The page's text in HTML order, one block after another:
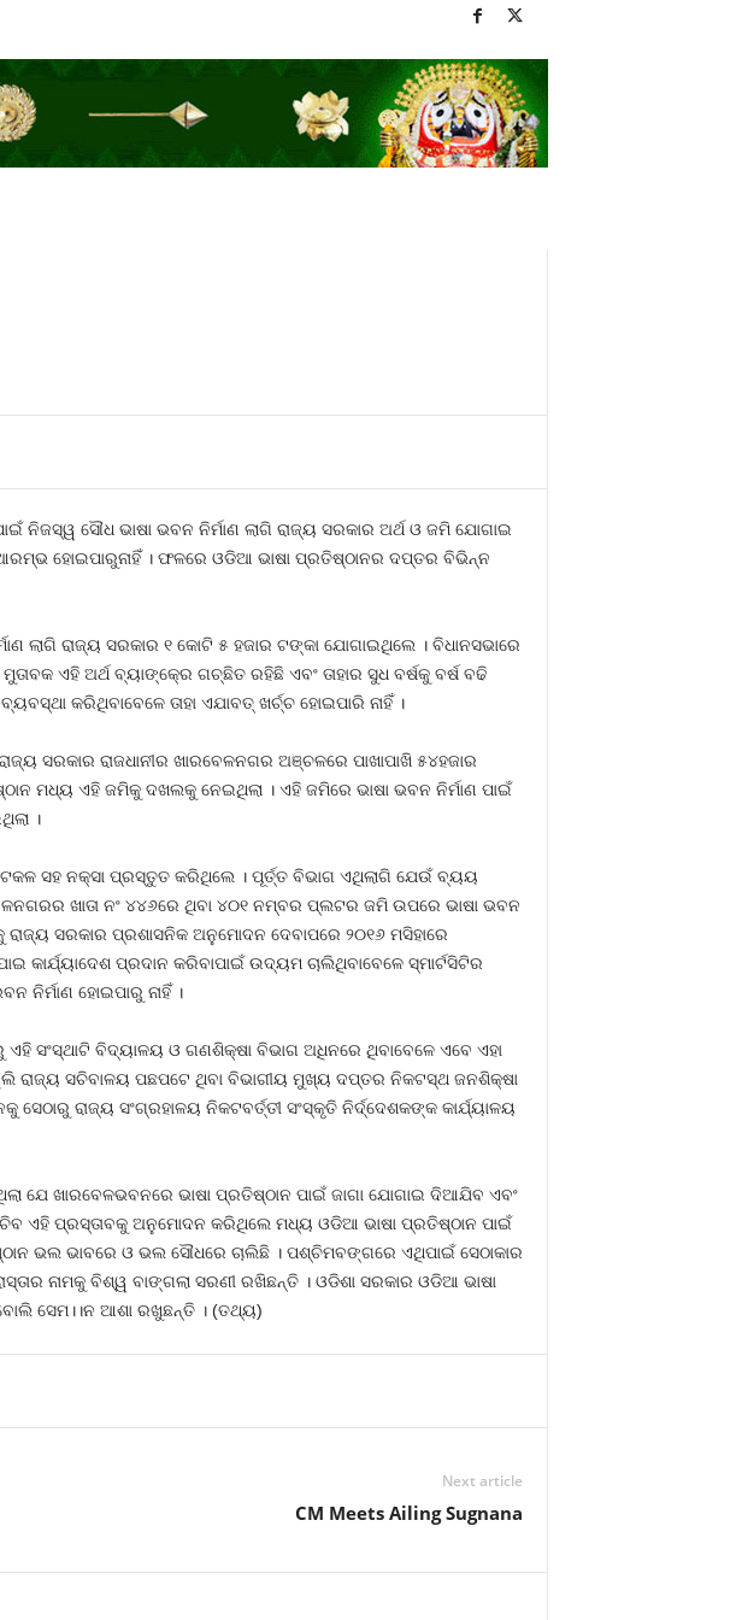
ନିଜସ୍ୱ ସୌଧ ଭାଷା ଭବନ ନିର୍ମାଣ ଲାଗି ରାଜ୍ୟ ସରକାର ଅର୍ଥ ଓ ଜମି ଯୋଗାଇ
ହୋଇପାରୁନାହିଁ । ଫଳରେ ଓଡିଆ ଭାଷା ପ୍ରତିଷ୍ଠାନର ଦପ୍ତର ବିଭିନ୍ନ
ଲାଗି ରାଜ୍ୟ ସରକାର ୧ କୋଟି ୫ ହଜାର ଟଙ୍କା ଯୋଗାଇଥିଲେ । ବିଧାନସଭାରେ
ଏହି ଅର୍ଥ ବ୍ୟାଙ୍କ୍‍ରେ ଗଚ୍ଛିତ ରହିଛି ଏବଂ ତାହାର ସୁଧ ବର୍ଷକୁ ବର୍ଷ ବଢି
କରିଥିବାବେଳେ ତାହା ଏଯାବତ୍‍ ଖର୍ଚ୍ଚ ହୋଇପାରି ନାହିଁ ।
ସରକାର ରାଜଧାନୀର ଖାରବେଳନଗର ଅଞ୍ଚଳରେ ପାଖାପାଖି ୫୪ହଜାର
ମଧ୍ୟ ଏହି ଜମିକୁ ଦଖଲକୁ ନେଇଥିଲା । ଏହି ଜମିରେ ଭାଷା ଭବନ ନିର୍ମାଣ ପାଇଁ
।
ସହ ନକ୍ସା ପ୍ରସ୍ତୁତ କରିଥିଲେ । ପୂର୍ତ୍ତ ବିଭାଗ ଏଥିଲାଗି ଯେଉଁ ବ୍ୟୟ
ଖାତା ନଂ ୪୪୬ରେ ଥିବା ୪୦୧ ନମ୍ବର ପ୍ଲଟର ଜମି ଉପରେ ଭାଷା ଭବନ
ରାଜ୍ୟ ସରକାର ପ୍ରଶାସନିକ ଅନୁମୋଦନ ଦେବାପରେ ୨୦୧୬ ମସିହାରେ
କାର୍ଯ୍ୟାଦେଶ ପ୍ରଦାନ କରିବାପାଇଁ ଉଦ୍ୟମ ଚାଲିଥିବାବେଳେ ସ୍ମାର୍ଟସିଟିର
ନିର୍ମାଣ ହୋଇପାରୁ ନାହିଁ ।
ସଂସ୍ଥାଟି ବିଦ୍ୟାଳୟ ଓ ଗଣଶିକ୍ଷା ବିଭାଗ ଅଧିନରେ ଥିବାବେଳେ ଏବେ ଏହା
ରାଜ୍ୟ ସଚିବାଳୟ ପଛପଟେ ଥିବା ବିଭାଗୀୟ ମୁଖ୍ୟ ଦପ୍ତର ନିକଟସ୍ଥ ଜନଶିକ୍ଷା
ସେଠାରୁ ରାଜ୍ୟ ସଂଗ୍ରହାଳୟ ନିକଟବର୍ତ୍ତୀ ସଂସ୍କୃତି ନିର୍ଦ୍ଦେଶକଙ୍କ କାର୍ଯ୍ୟାଳୟ
ଖାରବେଳଭବନରେ ଭାଷା ପ୍ରତିଷ୍ଠାନ ପାଇଁ ଜାଗା ଯୋଗାଇ ଦିଆଯିବ ଏବଂ
ଏହି ପ୍ରସ୍ତାବକୁ ଅନୁମୋଦନ କରିଥିଲେ ମଧ୍ୟ ଓଡିଆ ଭାଷା ପ୍ରତିଷ୍ଠାନ ପାଇଁ
ଭଲ ଭାବରେ ଓ ଭଲ ସୌଧରେ ଚାଲିଛି । ପଶ୍ଚିମବଙ୍ଗରେ ଏଥିପାଇଁ ସେଠାକାର
ନାମକୁ ବିଶ୍ୱ ବାଙ୍ଗଲା ସରଣୀ ରଖିଛନ୍ତି । ଓଡିଶା ସରକାର ଓଡିଆ ଭାଷା
ସେମ।।ନ ଆଶା ରଖୁଛନ୍ତି । (ତଥ୍ୟ)
Next article
CM Meets Ailing Sugnana